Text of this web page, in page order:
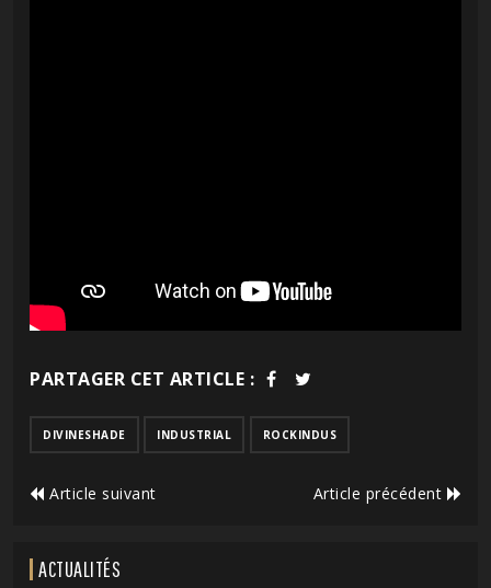
PARTAGER CET ARTICLE :
DIVINESHADE INDUSTRIAL ROCKINDUS
Article suivant Article précédent
ACTUALITÉS